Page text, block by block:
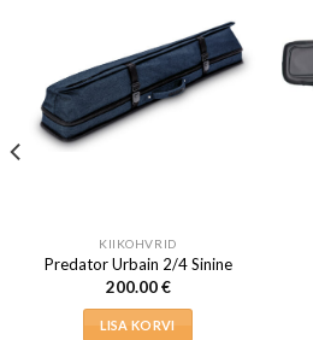
KIIKOHVRID
Predator Urbain 2/4 Sinine
200.00€
LISA KORVI